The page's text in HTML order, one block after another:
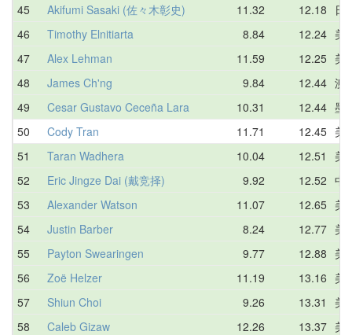
45
Akifumi Sasaki (佐々木彰史) 11.32 12.18
日
46
Timothy Elnitiarta 8.84 12.24 美
47
Alex Lehman 11.59 12.25 美
48
James Ch'ng 9.84 12.44 澳
49
Cesar Gustavo Ceceña Lara 10.31 12.44 墨
50
Cody Tran 11.71 12.45 美
51
Taran Wadhera 10.04 12.51
美
52
Eric Jingze Dai (戴竞择) 9.92 12.52 中
53
Alexander Watson 11.07 12.65 美
54
Justin Barber 8.24 12.77 美
55
Payton Swearingen 9.77 12.88 美
56
Zoë Helzer 11.19 13.16 美
57
Shiun Choi 9.26 13.31
美
58
Caleb Gizaw 12.26 13.37 美